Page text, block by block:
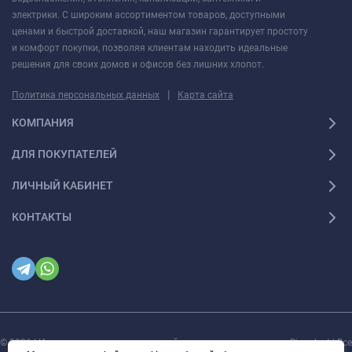
электрики. С широким ассортиментом товаров, доступными
ценами и быстрой доставкой, наш магазин гарантирует простоту
и комфорт покупки, позволяя клиентам находить идеальные
решения для своих домов и офисов без лишних хлопот.
Политика персональных данных | Карта сайта
КОМПАНИЯ
ДЛЯ ПОКУПАТЕЛЕЙ
ЛИЧНЫЙ КАБИНЕТ
КОНТАКТЫ
© 2026 | Интернет магазин инженерной сантехники и электрики Rigaplast | Все